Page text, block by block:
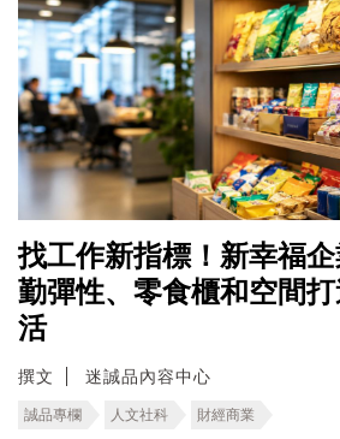
找工作新指標！新幸福
勤彈性、零食櫃和空間
活
撰文 迷誠品內容中心
誠品專欄 人文社科 財經商業